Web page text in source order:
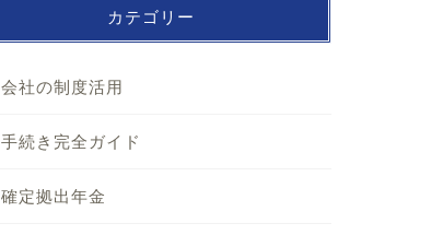
カテゴリー
会社の制度活用
手続き完全ガイド
確定拠出年金